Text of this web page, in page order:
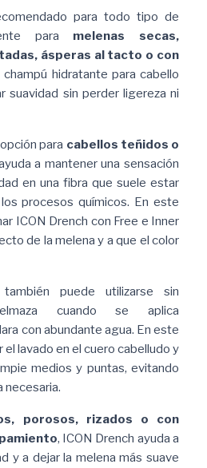
para todo tipo de
para melenas secas,
ásperas al tacto o con
champú hidratante para cabello
suavidad sin perder ligereza ni
para cabellos teñidos o
a mantener una sensación
en una fibra que suele estar
procesos químicos. En este
ICON Drench con Free e Inner
de la melena y a que el color
también puede utilizarse sin
cuando se aplica
con abundante agua. En este
el lavado en el cuero cabelludo y
medios y puntas, evitando
necesaria.
porosos, rizados o con
, ICON Drench ayuda a
y a dejar la melena más suave